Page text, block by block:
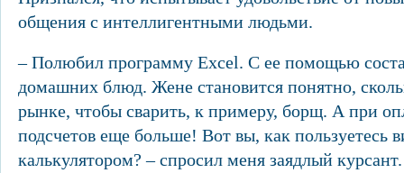
общения с интеллигентными людьми.
– Полюбил программу Excel. С ее помощью
домашних блюд. Жене становится понятно,
рынке, чтобы сварить, к примеру, борщ. А при
подсчетов еще больше! Вот вы, как пользуетесь
калькулятором? – спросил меня заядлый